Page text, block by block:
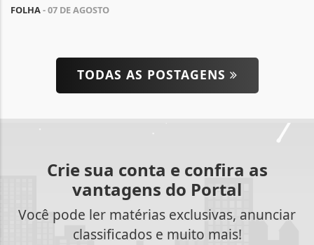
FOLHA- 07 DE AGOSTO
TODAS AS POSTAGENS
Crie sua conta e confira as
vantagens do Portal
Você pode ler matérias exclusivas, anunciar
classificados e muito mais!